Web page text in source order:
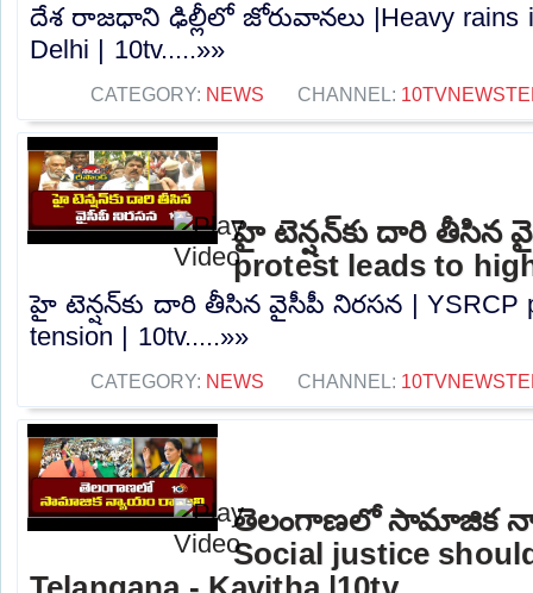
దేశ రాజధాని ఢిల్లీలో జోరువానలు |Heavy rains
Delhi | 10tv.....»»
CATEGORY: NEWS CHANNEL:
హై టెన్షన్‌కు దారి తీసిన
protest leads to
హై టెన్షన్‌కు దారి తీసిన వైసీపీ నిరసన | YSRCP
tension | 10tv.....»»
CATEGORY: NEWS CHANNEL:
తెలంగాణలో సామాజిక
Social justice